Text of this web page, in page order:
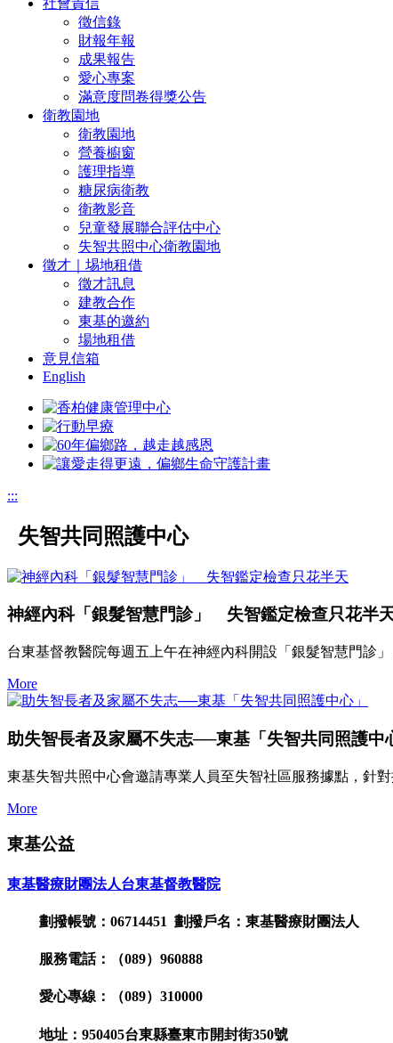
徵信錄
財報年報
成果報告
愛心專案
滿意度問卷得獎公告
衛教園地
衛教園地
營養櫥窗
護理指導
糖尿病衛教
衛教影音
兒童發展聯合評估中心
失智共照中心衛教園地
徵才｜埸地租借
徵才訊息
建教合作
東基的邀約
場地租借
意見信箱
English
:::
失智共同照護中心
神經內科「銀髮智慧門診」 失智鑑定檢查只花半
台東基督教醫院每週五上午在神經內科開設「銀髮智慧門診
More
助失智長者及家屬不失志──東基「失智共同照護中
東基失智共照中心會邀請專業人員至失智社區服務據點，針
More
東基公益
東基醫療財團法人台東基督教醫院
劃撥帳號：06714451 劃撥戶名：東基醫療財團法人
服務電話：（089）960888
愛心專線：（089）310000
地址：950405台東縣臺東市開封街350號